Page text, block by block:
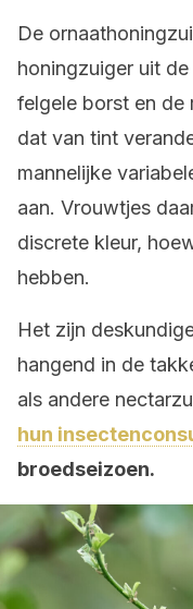
De
honingzuiger uit
felgele borst en de
dat van tint
mannelijke
aan. Vrouwtjes
discrete kleur,
hebben.
Het zijn
hangend in de
als andere
hun
broedseizoen.